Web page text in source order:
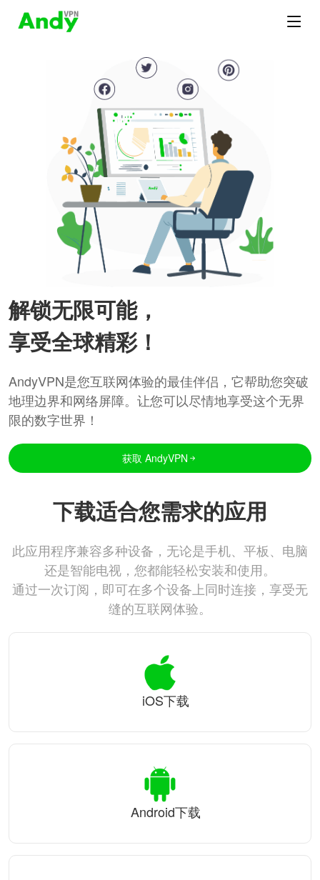
解锁无限可能，
享受全球精彩！
AndyVPN是您互联网体验的最佳伴侣，它帮助您突破
地理边界和网络屏障。让您可以尽情地享受这个无界
限的数字世界！
获取 AndyVPN
下载适合您需求的应用
此应用程序兼容多种设备，无论是手机、平板、电脑
还是智能电视，您都能轻松安装和使用。
通过一次订阅，即可在多个设备上同时连接，享受无
缝的互联网体验。
iOS下载
Android下载